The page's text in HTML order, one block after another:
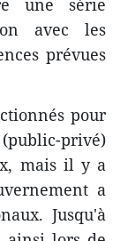
une série
avec les
prévues
pour
(public-privé)
mais il y a
a
Jusqu'à